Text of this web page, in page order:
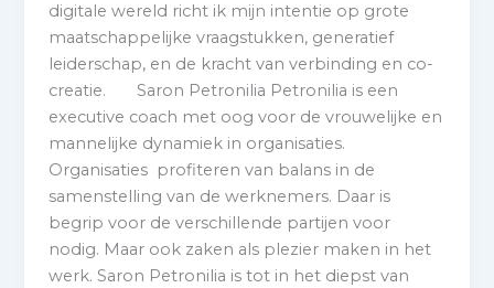
digitale wereld richt ik mijn intentie op grote
maatschappelijke vraagstukken, generatief
leiderschap, en de kracht van verbinding en co-
creatie. Saron Petronilia Petronilia is een
executive coach met oog voor de vrouwelijke en
mannelijke dynamiek in organisaties.
Organisaties profiteren van balans in de
samenstelling van de werknemers. Daar is
begrip voor de verschillende partijen voor
nodig. Maar ook zaken als plezier maken in het
werk. Saron Petronilia is tot in het diepst van